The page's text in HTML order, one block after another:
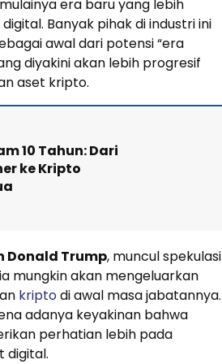
era baru yang lebih
Banyak pihak di industri ini
awal dari potensi “era
diyakini akan lebih progresif
aset kripto.
10 Tahun: Dari
ke Kripto
Donald Trump, muncul spekulasi
mungkin akan mengeluarkan
kriptodi awal masa jabatannya.
adanya keyakinan bahwa
perhatian lebih pada
digital.